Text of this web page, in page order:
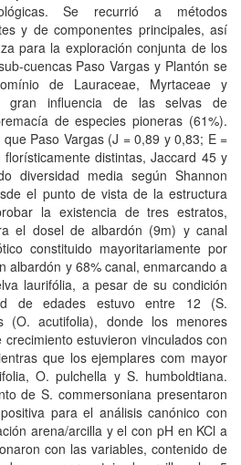
Se recurrió a métodos
y de componentes principales, así
para la exploración conjunta de los
cuencas Paso Vargas y Plantón se
de Lauraceae, Myrtaceae y
gran influencia de las selvas de
de especies pioneras (61%).
Paso Vargas (J = 0,89 y 0,83; E =
distintas, Jaccard 45 y
diversidad media según Shannon
el punto de vista de la estructura
la existencia de tres estratos,
el dosel de albardón (9m) y canal
constituido mayoritariamente por
albardón y 68% canal, enmarcando a
laurifólia, a pesar de su condición
de edades estuvo entre 12 (S.
(O. acutifolia), donde los menores
estuvieron vinculados con
que los ejemplares com mayor
O. pulchella y S. humboldtiana.
de S. commersoniana presentaron
para el análisis canónico con
arena/arcilla y el con pH en KCl a
con las variables, contenido de